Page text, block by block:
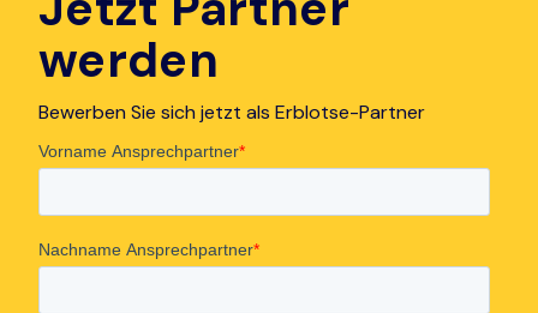
werden
Bewerben Sie sich jetzt als Erblotse-Partner